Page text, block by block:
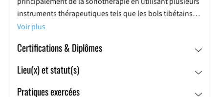
instruments thérapeutiques tels que les bols tibétains.
depuis mon plus jeune âge. Attirée depuis très
suis formée à l'aromathérapie, à l'aromacologie et à la
lithothérapie.
Voir plus
Certifications & Diplômes
Lieu(x) et statut(s)
Pratiques exercées